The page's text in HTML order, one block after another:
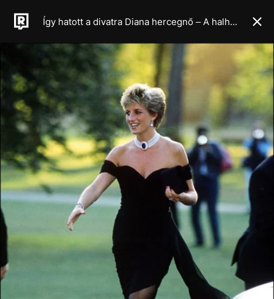
Így hatott a divatra Diana hercegnő – A halhatatlan stílusikon öröksége, a minimalista, szabad és rebellis ruhatár titka